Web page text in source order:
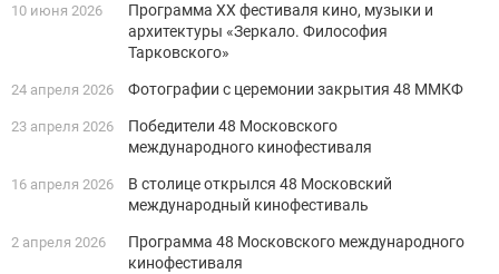
10 июня 2026
Программа XX фестиваля кино, музыки и
архитектуры «Зеркало. Философия
Тарковского»
24 апреля 2026 Фотографии с церемонии закрытия 48 ММКФ
23 апреля 2026
Победители 48 Московского
международного кинофестиваля
16 апреля 2026
В столице открылся 48 Московский
международный кинофестиваль
2 апреля 2026
Программа 48 Московского международного
кинофестиваля